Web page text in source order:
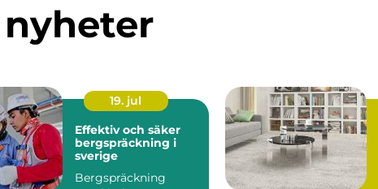
19. jul
Effektiv och säker
bergspräckning i
sverige
Bergspräckning